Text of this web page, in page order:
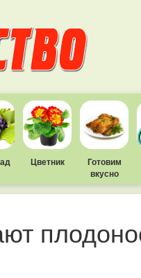
Цветник
Готовим
вкусно